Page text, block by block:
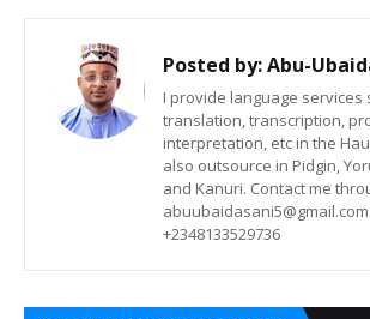
Posted by:Abu-
I provide language services
translation, transcription,
interpretation, etc in the
also outsource in Pidgin,
and Kanuri. Contact me
+2348133529736